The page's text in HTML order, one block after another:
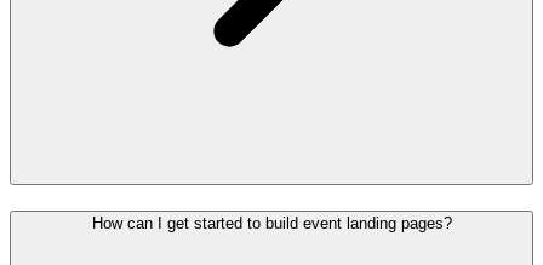
How can I get started to build event landing pages?